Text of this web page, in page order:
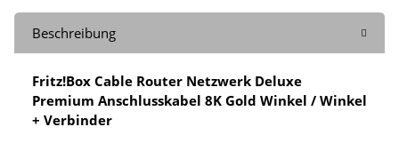
Beschreibung
Fritz!Box Cable Router Netzwerk Deluxe
Premium Anschlusskabel 8K Gold Winkel / Winkel
+ Verbinder